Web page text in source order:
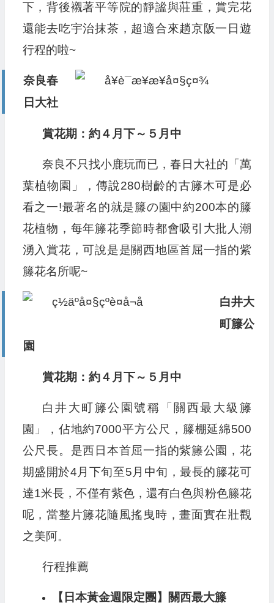
下，背後襯著平等院的靜謐與莊重，賞完花
還能去吃宇治抹茶，超適合來趟京阪一日遊
行程的啦~
奈良春
日大社
賞花期：約４月下～５月中
奈良不只找小鹿玩而已，春日大社的「萬
葉植物園」，傳說280樹齡的古籐木可是必
看之一!最著名的就是籐の園中約200本的籐
花植物，每年籐花季節時都會吸引大批人潮
湧入賞花，可說是是關西地區首屈一指的紫
籐花名所呢~
白井大
町籐公
園
賞花期：約４月下～５月中
白井大町籐公園號稱「關西最大級籐
園」，佔地約7000平方公尺，籐棚延綿500
公尺長。是西日本首屈一指的紫籐公園，花
期盛開於4月下旬至5月中旬，最長的籐花可
達1米長，不僅有紫色，還有白色與粉色籐花
呢，當整片籐花隨風搖曳時，畫面實在壯觀
之美阿。
行程推薦
【日本黃金週限定團】關西最大籐